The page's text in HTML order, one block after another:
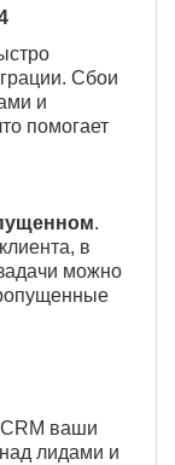
Сбои
и
помогает
.
в
можно
ваши
лидами и